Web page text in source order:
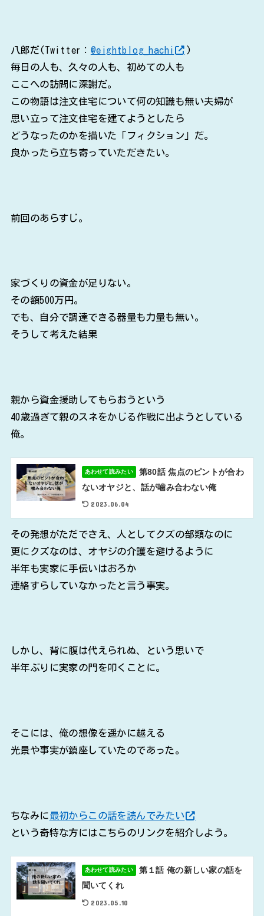
八郎だ(Twitter： @eightblog_hachi
)
毎日の人も、久々の人も、初めての人も
ここへの訪問に深謝だ。
この物語は注文住宅について何の知識も無い夫婦が
思い立って注文住宅を建てようとしたら
どうなったのかを描いた「フィクション」だ。
良かったら立ち寄っていただきたい。
前回のあらすじ。
家づくりの資金が足りない。
その額500万円。
でも、自分で調達できる器量も力量も無い。
そうして考えた結果
親から資金援助してもらおうという
40歳過ぎて親のスネをかじる作戦に出ようとしている
俺。
あわせて読みたい
第80話 焦点のピントが合わ
ないオヤジと、話が噛み合わない俺
2023.06.04
その発想がただでさえ、人としてクズの部類なのに
更にクズなのは、オヤジの介護を避けるように
半年も実家に手伝いはおろか
連絡すらしていなかったと言う事実。
しかし、背に腹は代えられぬ、という思いで
半年ぶりに実家の門を叩くことに。
そこには、俺の想像を遥かに越える
光景や事実が鎮座していたのであった。
ちなみに最初からこの話を読んでみたい
という奇特な方にはこちらのリンクを紹介しよう。
あわせて読みたい
第１話 俺の新しい家の話を
聞いてくれ
2023.05.10